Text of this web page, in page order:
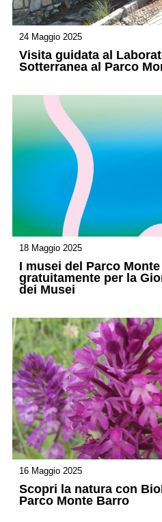
24 Maggio 2025
Visita guidata al
Sotterranea al Parco
18 Maggio 2025
I musei del Parco
gratuitamente per la
dei Musei
16 Maggio 2025
Scopri la natura con
Parco Monte Barro